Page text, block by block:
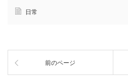
日常
前のページ